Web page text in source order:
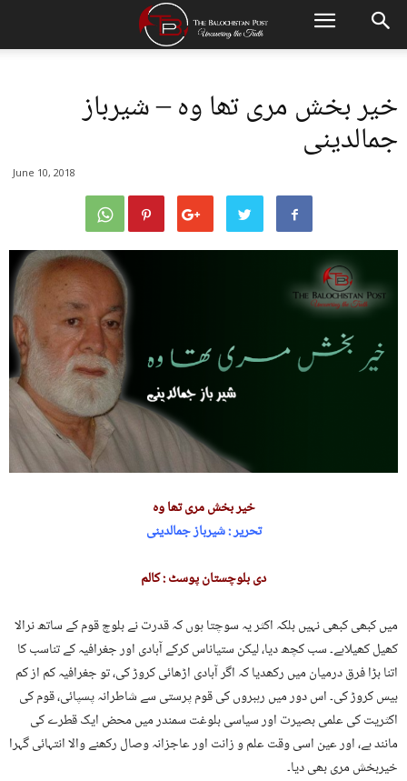
خیر بخش مری تھا وہ – شیرباز
جمالدینی
June 10, 2018
خیر بخش مری تھا وہ
تحریر : شیرباز جمالدینی
دی بلوچستان پوسٹ : کالم
میں کبھی کبھی نہیں بلکہ اکثر یہ سوچتا ہوں کہ قدرت نے بلوچ قوم کے ساتھ نرالا
کھیل کھیلاہے۔ سب کچھ دیا، لیکن ستیاناس کرکے آبادی اور جغرافیہ کے تناسب کا
اتنا بڑا فرق درمیان میں رکھدیا کہ اگر آبادی اڑھائی کروڑ کی، تو جغرافیہ کم از کم
بیس کروڑ کی۔ اس دور میں رہبروں کی قوم پرستی سے شاطرانہ پسپائی، قوم کی
اکثریت کی علمی بصیرت اور سیاسی بلوغت سمندر میں محض ایک قطرے کی
مانند ہے، اور عین اسی وقت علم و زانت اور عاجزانہ وصال رکھنے والا انتہائی گہرا
خیربخش مری بھی دیا۔